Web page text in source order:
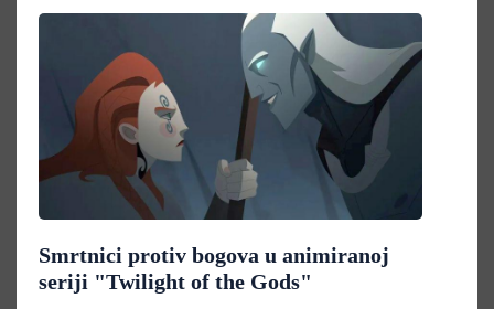
Smrtnici protiv bogova u animiranoj
seriji "Twilight of the Gods"